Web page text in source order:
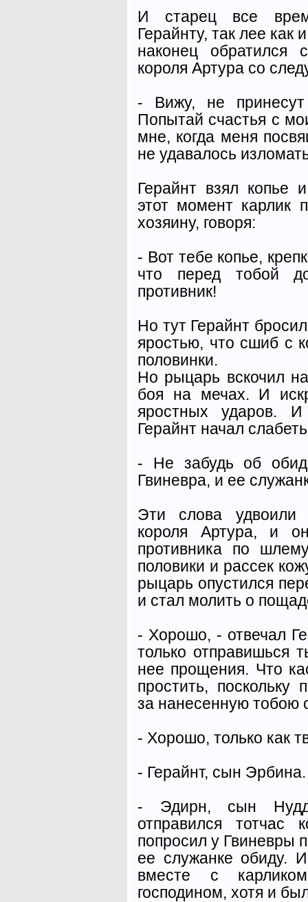
И старец все
Герайнту, так лее как
наконец обратился
короля Артура со
- Вижу, не
Попытай счастья с
мне, когда меня
не удавалось
Герайнт взял копье
этот момент карлик
хозяину, говоря:
- Вот тебе копье,
что перед тобой
противник!
Но тут Герайнт
яростью, что сшиб с
половинки.
Но рыцарь вскочил
боя на мечах. И
яростных ударов.
Герайнт начал
- Не забудь об
Гвиневра, и ее
Эти слова удвоили
короля Артура, и
противника по
половики и рассек
рыцарь опустился
и стал молить о
- Хорошо, - отвечал
только отправишься
нее прощения. Что
простить, поскольку
за нанесенную тобою
- Хорошо, только как
- Герайнт, сын Эрбина.
- Эдирн, сын
отправился
попросил у Гвиневры
ее служанке обиду.
вместе с
господином, хотя и